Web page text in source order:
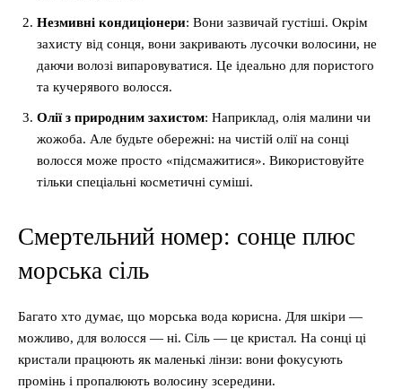
Незмивні кондиціонери: Вони зазвичай густіші. Окрім
захисту від сонця, вони закривають лусочки волосини, не
даючи волозі випаровуватися. Це ідеально для пористого
та кучерявого волосся.
Олії з природним захистом: Наприклад, олія малини чи
жожоба. Але будьте обережні: на чистій олії на сонці
волосся може просто «підсмажитися». Використовуйте
тільки спеціальні косметичні суміші.
Смертельний номер: сонце плюс
морська сіль
Багато хто думає, що морська вода корисна. Для шкіри —
можливо, для волосся — ні. Сіль — це кристал. На сонці ці
кристали працюють як маленькі лінзи: вони фокусують
промінь і пропалюють волосину зсередини.